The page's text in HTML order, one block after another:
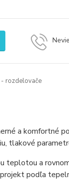
rozdelovače
a komfortné
tlakové
teplotou a
podľa